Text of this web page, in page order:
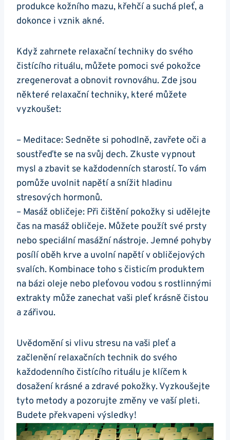
⁣produkce kožního mazu, ‌křehčí a suchá pleť, a
dokonce i vznik⁢ akné.
Když zahrnete​ relaxační techniky do svého
čistícího rituálu, můžete pomoci své pokožce
zregenerovat a obnovit rovnováhu. Zde jsou
některé relaxační techniky, které můžete
vyzkoušet:
– Meditace:‍ Sedněte si pohodlně, zavřete oči‍ a
soustřeďte⁢ se⁣ na svůj dech. Zkuste vypnout
mysl a‌ zbavit se každodenních starostí. To⁣ vám
pomůže ⁢uvolnit napětí a snížit hladinu
stresových hormonů.
– Masáž obličeje: Při ⁢čištění pokožky si udělejte
‍čas​ na masáž⁣ obličeje. Můžete použít své prsty
nebo speciální masážní nástroje. Jemné pohyby
posílí oběh krve a ​uvolní napětí ‍v obličejových
svalích. ⁢Kombinace ‍toho s čisticím produktem
na bázi⁢ oleje nebo pleťovou vodou s rostlinnými
extrakty⁤ může zanechat vaši⁣ pleť krásně čistou​
a ‍zářivou.
Uvědomění si vlivu‍ stresu‌ na vaši pleť a
začlenění relaxačních technik do ‍svého
každodenního⁤ čistícího⁣ rituálu je klíčem⁤ k
dosažení krásné a ⁢zdravé pokožky. ​Vyzkoušejte
tyto metody⁢ a pozorujte změny ve ⁢vaší pleti.
Budete překvapeni výsledky!